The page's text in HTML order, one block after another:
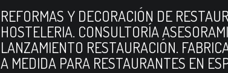
REFORMAS Y DECORACIÓN DE
HOSTELERIA. CONSULTORÍA
LANZAMIENTO RESTAURACIÓN.
A MEDIDA PARA RESTAURANTES EN